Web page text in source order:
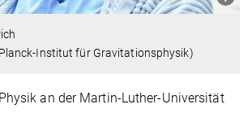
Institut für Gravitationsphysik)
an der Martin-Luther-Universität